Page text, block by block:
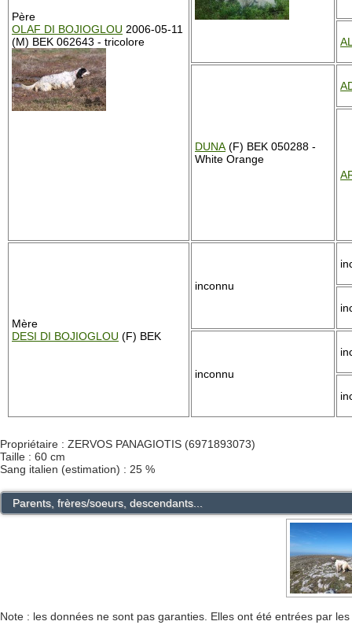
Père
OLAF DI BOJIOGLOU 2006-05-11
(M) BEK 062643 - tricolore
DUNA (F) BEK 050288 -
White Orange
Mère
DESI DI BOJIOGLOU (F) BEK
inconnu
inconnu
Propriétaire : ZERVOS PANAGIOTIS (6971893073)
Taille : 60 cm
Sang italien (estimation) : 25 %
Parents, frères/soeurs, descendants...
Note : les données ne sont pas garanties. Elles ont été entrées par